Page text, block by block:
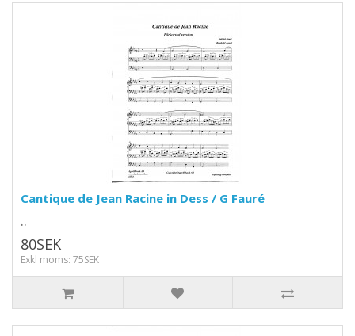
Cantique de Jean Racine in Dess / G Fauré
..
80SEK
Exkl moms: 75SEK